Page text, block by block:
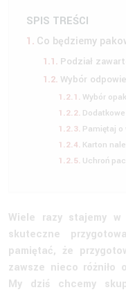
SPIS TREŚCI
Co będziemy
Podział
Wybór
Wybór
Pamiętaj o
Karton
Uchroń
Wiele razy stajemy
skuteczne
pamiętać, że
zawsze nieco różniło
My dziś chcemy